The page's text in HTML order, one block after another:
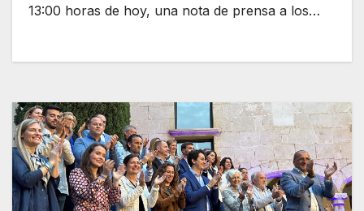
13:00 horas de hoy, una nota de prensa a los…